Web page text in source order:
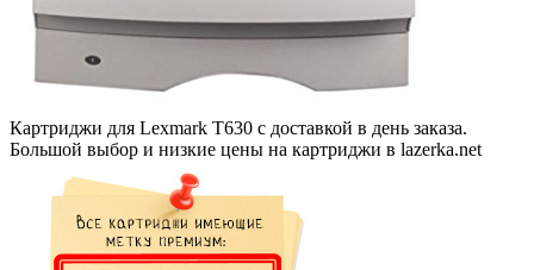
Картриджи для Lexmark T630 с доставкой в день заказа.
Большой выбор и низкие цены на картриджи в lazerka.net